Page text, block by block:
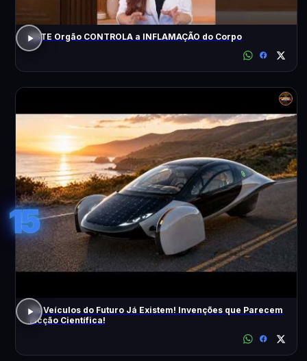
ESTE Orgão CONTROLA a INFLAMAÇÃO do Corpo
15
Os Veículos do Futuro Já Existem! Invenções que Parecem
Ficção Científica!